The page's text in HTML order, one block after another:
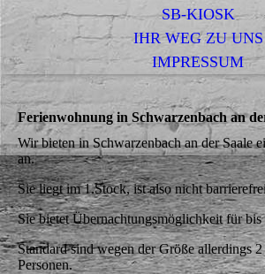
SB-KIOSK
IHR WEG ZU UNS
IMPRESSUM
Ferienwohnung in Schwarzenbach an
Wir bieten in Schwarzenbach an der Saale
an.
Sie liegt im 1.Stock, ist also nicht
Sie bietet Übernachtungsmöglichkeit für
Standard sind wegen der Größe allerdings 2
Personen.